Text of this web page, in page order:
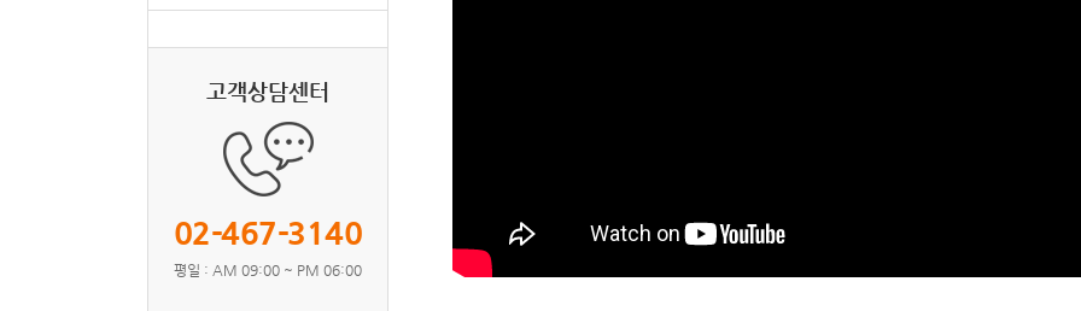
고객상담센터
02-467-3140
평일 : AM 09:00 ~ PM 06:00